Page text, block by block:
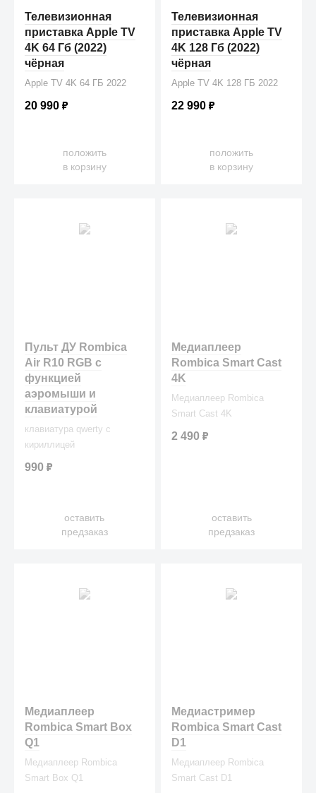
Телевизионная
приставка Apple TV
4K 64 Гб (2022)
чёрная
Apple TV 4K 64 ГБ 2022
20 990₽
положить
в корзину
Телевизионная
приставка Apple TV
4K 128 Гб (2022)
чёрная
Apple TV 4K 128 ГБ 2022
22 990₽
положить
в корзину
Пульт ДУ Rombica
Air R10 RGB с
функцией
аэромыши и
клавиатурой
клавиатура qwerty с
кириллицей
990₽
оставить
предзаказ
Медиаплеер
Rombica Smart Cast
4K
Медиаплеер Rombica
Smart Cast 4K
2 490₽
оставить
предзаказ
Медиаплеер
Rombica Smart Box
Q1
Медиаплеер Rombica
Smart Box Q1
Медиастример
Rombica Smart Cast
D1
Медиаплеер Rombica
Smart Cast D1